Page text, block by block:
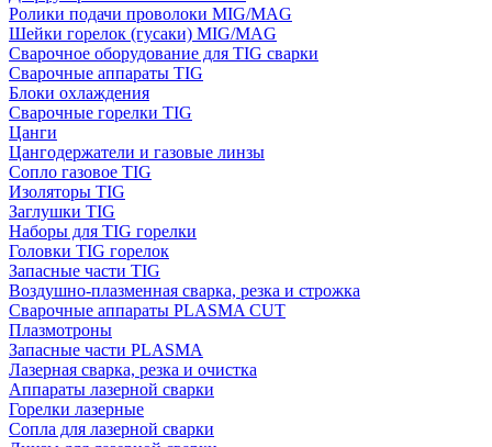
Ролики подачи проволоки MIG/MAG
Шейки горелок (гусаки) MIG/MAG
Сварочное оборудование для TIG сварки
Сварочные аппараты TIG
Блоки охлаждения
Сварочные горелки TIG
Цанги
Цангодержатели и газовые линзы
Сопло газовое TIG
Изоляторы TIG
Заглушки TIG
Наборы для TIG горелки
Головки TIG горелок
Запасные части TIG
Воздушно-плазменная сварка, резка и строжка
Сварочные аппараты PLASMA CUT
Плазмотроны
Запасные части PLASMA
Лазерная сварка, резка и очистка
Аппараты лазерной сварки
Горелки лазерные
Сопла для лазерной сварки